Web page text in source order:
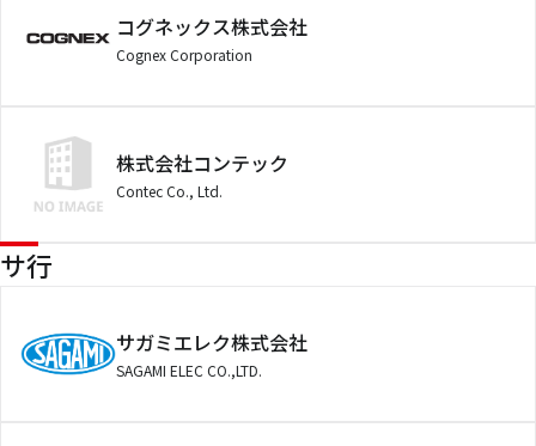
コグネックス株式会社
Cognex Corporation
株式会社コンテック
Contec Co., Ltd.
サ行
サガミエレク株式会社
SAGAMI ELEC CO.,LTD.